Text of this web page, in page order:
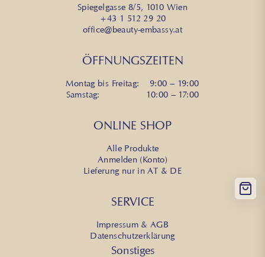
Spiegelgasse 8/5, 1010 Wien
+43 1 512 29 20
office@beauty-embassy.at
ÖFFNUNGSZEITEN
Montag bis Freitag: 9:00 – 19:00
Samstag: 10:00 – 17:00
ONLINE SHOP
Alle Produkte
Anmelden (Konto)
Lieferung nur in AT & DE
SERVICE
Impressum & AGB
Datenschutzerklärung
Sonstiges